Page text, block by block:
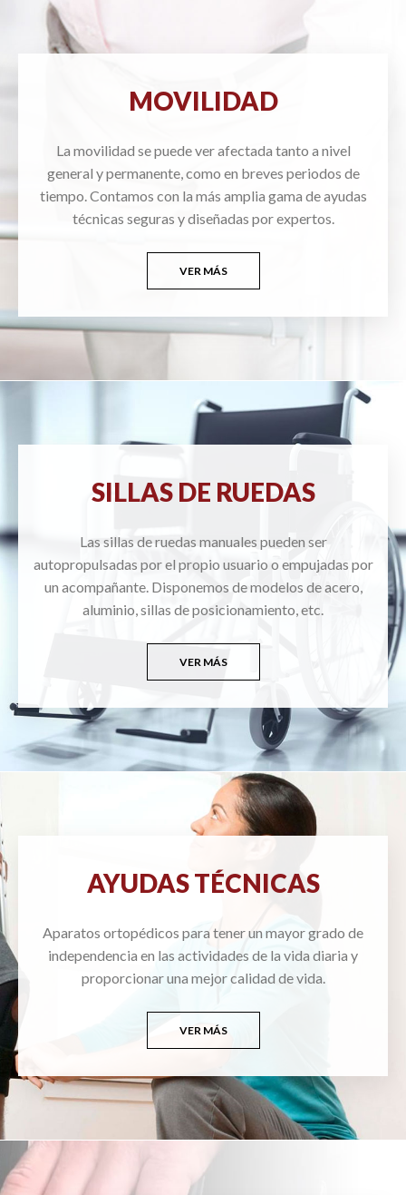
MOVILIDAD
La movilidad se puede ver afectada tanto a nivel
general y permanente, como en breves periodos de
tiempo. Contamos con la más amplia gama de ayudas
técnicas seguras y diseñadas por expertos.
VER MÁS
SILLAS DE RUEDAS
Las sillas de ruedas manuales pueden ser
autopropulsadas por el propio usuario o empujadas por
un acompañante. Disponemos de modelos de acero,
aluminio, sillas de posicionamiento, etc.
VER MÁS
AYUDAS TÉCNICAS
Aparatos ortopédicos para tener un mayor grado de
independencia en las actividades de la vida diaria y
proporcionar una mejor calidad de vida.
VER MÁS